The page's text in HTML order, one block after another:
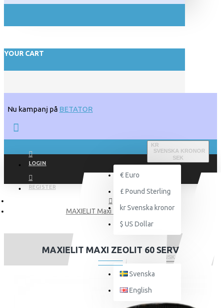
YOUR CART
Nu kampanj på BETATOR
LOGIN
REGISTER
KR
SVENSKA KRONOR
SEK
€ Euro
£ Pound Sterling
kr Svenska kronor
$ US Dollar
SVENSKA
Svenska
English
MAXIELIT Maxi Zeolit 60 serv
MAXIELIT MAXI ZEOLIT 60 SERV